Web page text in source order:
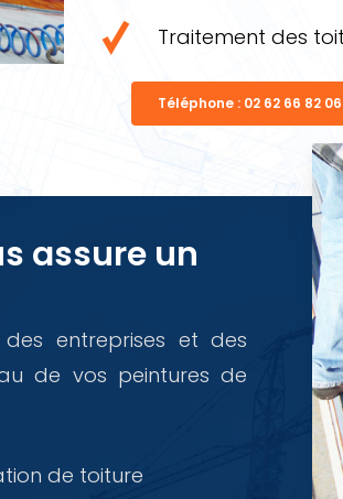
Traitement des
Téléphone : 02 62 66 82 06
assure un
entreprises et des
de vos peintures de
de toiture